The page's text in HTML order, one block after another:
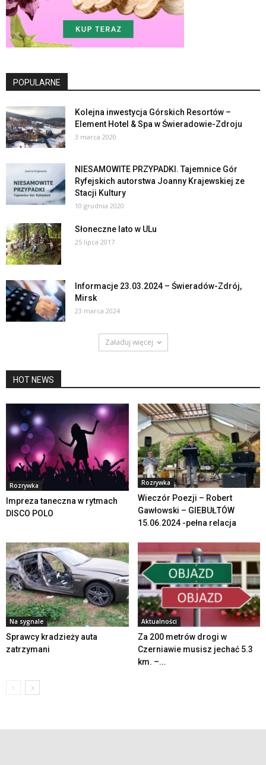
POPULARNE
Kolejna inwestycja Górskich Resortów –
Element Hotel & Spa w Świeradowie-Zdroju
3 marca 2020
NIESAMOWITE PRZYPADKI. Tajemnice Gór
Ryfejskich autorstwa Joanny Krajewskiej ze
Stacji Kultury
10 grudnia 2020
Słoneczne lato w ULu
25 lipca 2017
Informacje 23.03.2024 – Świeradów-Zdrój,
Mirsk
23 marca 2024
Załaduj więcej
HOT NEWS
Rozrywka
Impreza taneczna w rytmach
DISCO POLO
Rozrywka
Wieczór Poezji – Robert
Gawłowski – GIEBUŁTÓW
15.06.2024 -pełna relacja
Na sygnale
Sprawcy kradzieży auta
zatrzymani
Aktualności
Za 200 metrów drogi w
Czerniawie musisz jechać 5.3
km. –...